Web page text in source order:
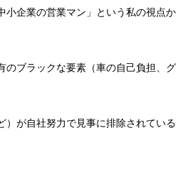
小企業の営業マン」という私の視点か
のブラックな要素（車の自己負担、グ
）が自社努力で見事に排除されている